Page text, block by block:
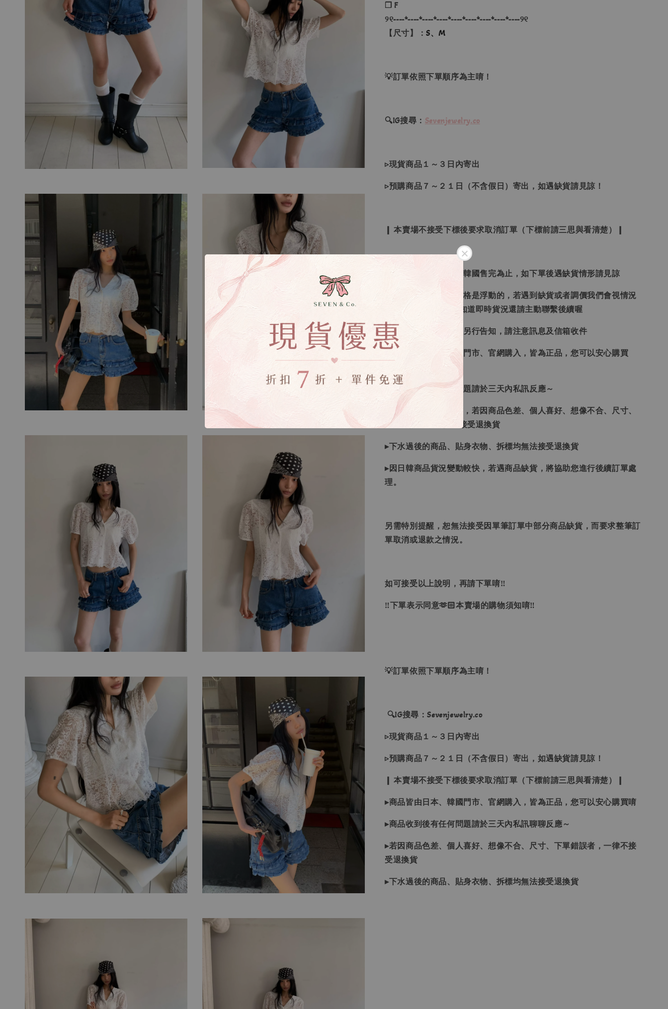
❐ F
୨୧----*----*----*----*----*----*----*----*----୨୧
【尺寸】：S、M
💡訂單依照下單順序為主唷！
🔍IG搜尋： Sevenjewelry.co
▹現貨商品１～３日內寄出
▹預購商品７～２１日（不含假日）寄出，如遇缺貨請見諒！
❙ 本賣場不接受下標後要求取消訂單（下標前請三思與看清楚）❙
▸所有商品皆以日本、韓國售完為止，如下單後遇缺貨情形請見諒
▸因日本商品貨況和價格是浮動的，若遇到缺貨或者調價我們會視情況
等待下單，若您想要知道即時貨況還請主動聯繫後續喔
▸如遇缺斷貨情形會再另行告知，請注意訊息及信箱收件
▸商品皆由日本、韓國門市、官網購入，皆為正品，您可以安心購買
▸商品收到後有任何問題請於三天內私訊反應～
▸全商品圖片僅供參考，若因商品色差、個人喜好、想像不合、尺寸、
下單錯誤者，一律不接受退換貨
▸下水過後的商品、貼身衣物、拆標均無法接受退換貨
▸因日韓商品貨況變動較快，若遇商品缺貨，將協助您進行後續訂單處
理。
另需特別提醒，恕無法接受因單筆訂單中部分商品缺貨，而要求整筆訂
單取消或退款之情況。
如可接受以上說明，再請下單唷‼
‼下單表示同意🫶🏻本賣場的購物須知唷‼
💡訂單依照下單順序為主唷！
🔍IG搜尋：Sevenjewelry.co
▹現貨商品１～３日內寄出
▹預購商品７～２１日（不含假日）寄出，如遇缺貨請見諒！
❙ 本賣場不接受下標後要求取消訂單（下標前請三思與看清楚）❙
▸商品皆由日本、韓國門市、官網購入，皆為正品，您可以安心購買唷
▸商品收到後有任何問題請於三天內私訊聊聊反應～
▸若因商品色差、個人喜好、想像不合、尺寸、下單錯誤者，一律不接
受退換貨
▸下水過後的商品、貼身衣物、拆標均無法接受退換貨